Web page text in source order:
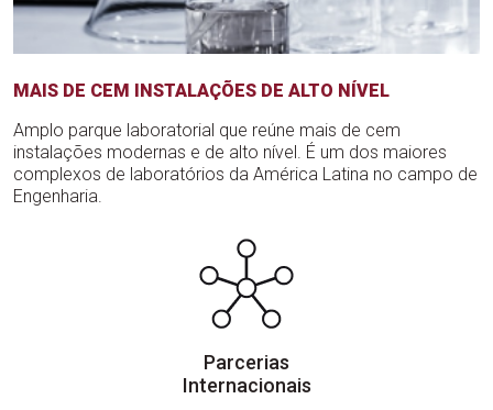
MAIS DE CEM INSTALAÇÕES DE ALTO NÍVEL
Amplo parque laboratorial que reúne mais de cem
instalações modernas e de alto nível. É um dos maiores
complexos de laboratórios da América Latina no campo de
Engenharia.
Parcerias
Internacionais